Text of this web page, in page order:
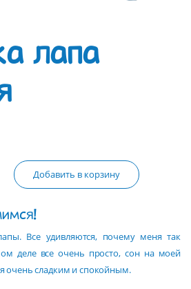
лапа
Добавить в корзину
Все удивляются, почему меня так
деле все очень просто, сон на моей
очень сладким и спокойным.